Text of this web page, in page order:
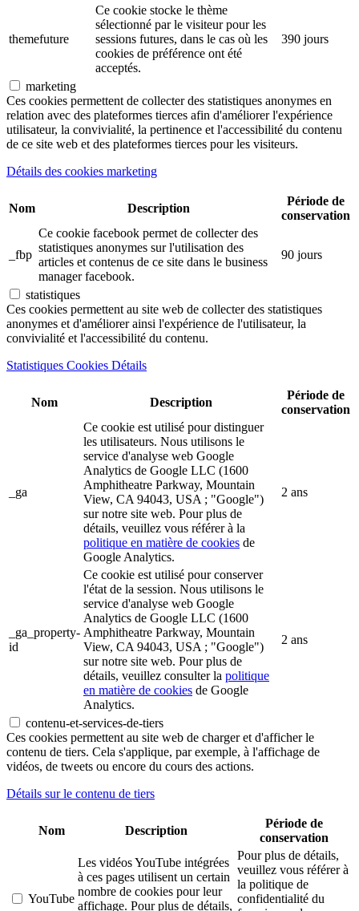
themefuture
Ce cookie stocke le thème
sélectionné par le visiteur pour les
sessions futures, dans le cas où les
cookies de préférence ont été
acceptés.
390 jours
marketing
Ces cookies permettent de collecter des statistiques anonymes en
relation avec des plateformes tierces afin d'améliorer l'expérience
utilisateur, la convivialité, la pertinence et l'accessibilité du contenu
de ce site web et des plateformes tierces pour les visiteurs.
Détails des cookies marketing
Nom Description
Période de
conservation
_fbp
Ce cookie facebook permet de collecter des
statistiques anonymes sur l'utilisation des
articles et contenus de ce site dans le business
manager facebook.
90 jours
statistiques
Ces cookies permettent au site web de collecter des statistiques
anonymes et d'améliorer ainsi l'expérience de l'utilisateur, la
convivialité et l'accessibilité du contenu.
Statistiques Cookies Détails
Nom Description
Période de
conservation
_ga
Ce cookie est utilisé pour distinguer
les utilisateurs. Nous utilisons le
service d'analyse web Google
Analytics de Google LLC (1600
Amphitheatre Parkway, Mountain
View, CA 94043, USA ; "Google")
sur notre site web. Pour plus de
détails, veuillez vous référer à la
politique en matière de cookies de
Google Analytics.
2 ans
_ga_property-
id
Ce cookie est utilisé pour conserver
l'état de la session. Nous utilisons le
service d'analyse web Google
Analytics de Google LLC (1600
Amphitheatre Parkway, Mountain
View, CA 94043, USA ; "Google")
sur notre site web. Pour plus de
détails, veuillez consulter la politique
en matière de cookies de Google
Analytics.
2 ans
contenu-et-services-de-tiers
Ces cookies permettent au site web de charger et d'afficher le
contenu de tiers. Cela s'applique, par exemple, à l'affichage de
vidéos, de tweets ou encore du cours des actions.
Détails sur le contenu de tiers
Nom Description
Période de
conservation
YouTube
Les vidéos YouTube intégrées
à ces pages utilisent un certain
nombre de cookies pour leur
affichage. Pour plus de détails,
Pour plus de détails,
veuillez vous référer à
la politique de
confidentialité du